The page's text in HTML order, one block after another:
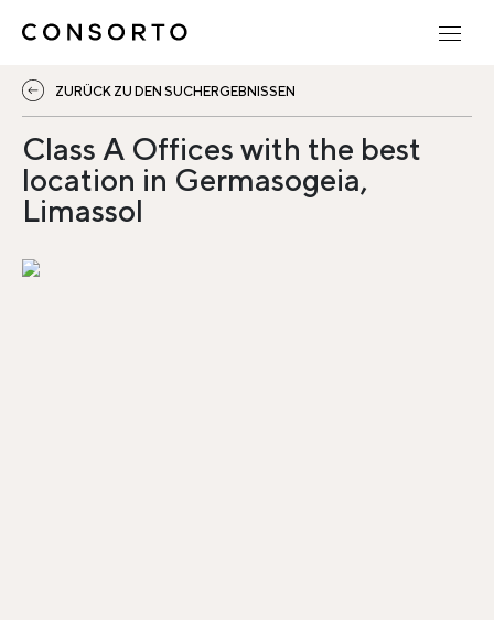
ZURÜCK ZU DEN SUCHERGEBNISSEN
Class A Offices with the best
location in Germasogeia,
Limassol